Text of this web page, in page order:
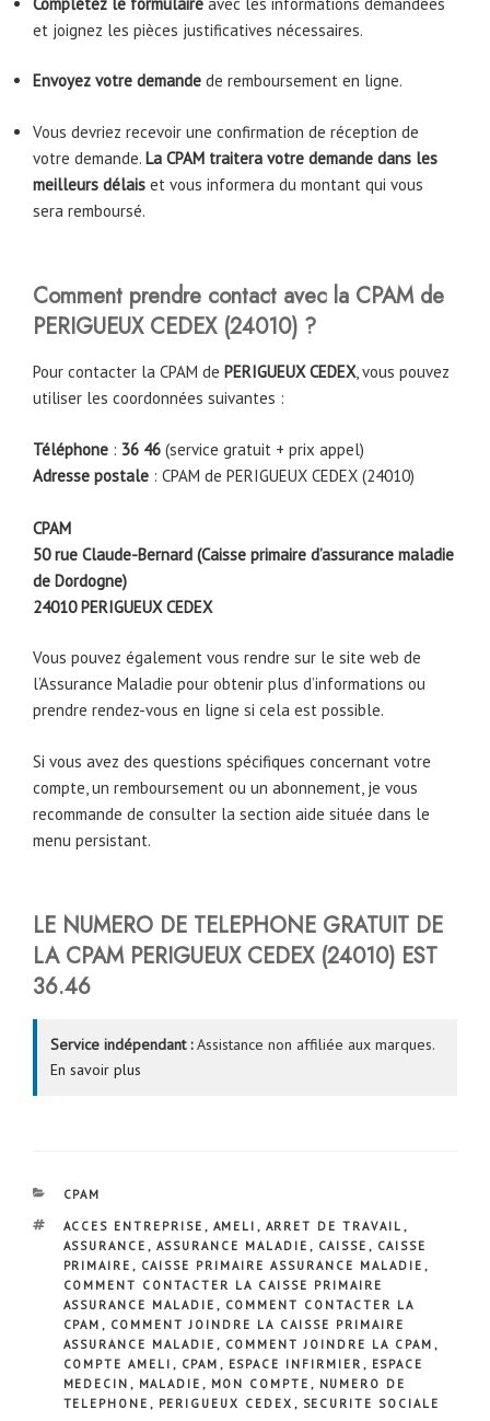
et joignez les pièces justificatives nécessaires.
Envoyez votre demande de remboursement en ligne.
Vous devriez recevoir une confirmation de réception de
votre demande. La CPAM traitera votre demande dans les
meilleurs délais et vous informera du montant qui vous
sera remboursé.
Comment prendre contact avec la CPAM de
PERIGUEUX CEDEX (24010) ?
Pour contacter la CPAM de PERIGUEUX CEDEX, vous pouvez
utiliser les coordonnées suivantes :
Téléphone : 36 46 (service gratuit + prix appel)
Adresse postale : CPAM de PERIGUEUX CEDEX (24010)
CPAM
50 rue Claude-Bernard (Caisse primaire d’assurance maladie
de Dordogne)
24010 PERIGUEUX CEDEX
Vous pouvez également vous rendre sur le site web de
l’Assurance Maladie pour obtenir plus d’informations ou
prendre rendez-vous en ligne si cela est possible.
Si vous avez des questions spécifiques concernant votre
compte, un remboursement ou un abonnement, je vous
recommande de consulter la section aide située dans le
menu persistant.
LE NUMERO DE TELEPHONE GRATUIT DE
LA CPAM PERIGUEUX CEDEX (24010) EST
36.46
Service indépendant :Assistance non affiliée aux marques.
En savoir plus
CATÉGORIES
CPAM
ÉTIQUETTES
ACCES ENTREPRISE , AMELI , ARRET DE TRAVAIL ,
ASSURANCE , ASSURANCE MALADIE , CAISSE , CAISSE
PRIMAIRE , CAISSE PRIMAIRE ASSURANCE MALADIE ,
COMMENT CONTACTER LA CAISSE PRIMAIRE
ASSURANCE MALADIE , COMMENT CONTACTER LA
CPAM , COMMENT JOINDRE LA CAISSE PRIMAIRE
ASSURANCE MALADIE , COMMENT JOINDRE LA CPAM ,
COMPTE AMELI , CPAM , ESPACE INFIRMIER , ESPACE
MEDECIN , MALADIE , MON COMPTE , NUMERO DE
TELEPHONE , PERIGUEUX CEDEX , SECURITE SOCIALE